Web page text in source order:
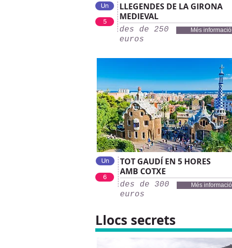
Un
5
LLEGENDES DE LA GIRONA
MEDIEVAL
Més informació
des de 250
euros
Un
6
TOT GAUDÍ EN 5 HORES
AMB COTXE
Més informació
des de 300
euros
Llocs secrets